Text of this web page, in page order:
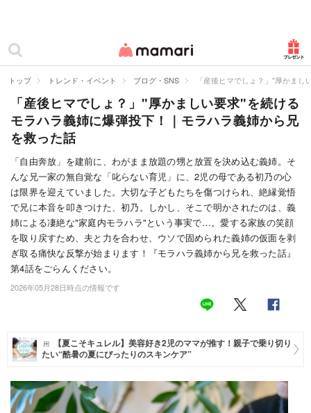
ママリ
カテゴリー一覧
妊娠
出産
赤ちゃん・育児
子育て・家族
病院
美容・ファッション
お仕事
トレンド・イベント
トップ トレンド・イベント ブログ・SNS 「産後ヒマでしょ？」"厚かま
「産後ヒマでしょ？」"厚かましい要求"を続ける
モラハラ義姉に爆弾投下！｜モラハラ義姉から兄
を救った話
「自由奔放」を建前に、わがまま放題の甥と放置を決め込む義姉。そ
んな兄一家の無自覚な「叱らない育児」に、2児の母である初乃の心
は限界を迎えていました。大切な子どもたちを傷つけられ、絶縁覚悟
で兄に本音を叩きつけた、初乃。しかし、そこで明かされたのは、義
姉による凄絶な"家庭内モラハラ"という事実で…。愛する家族の笑顔
を取り戻すため、夫と力を合わせ、ウソで固められた義姉の仮面を剥
ぎ取る痛快な反撃が始まります！『モラハラ義姉から兄を救った話』
第4話をごらんください。
2026年05月28日時点の情報です
【夏こそキュレル】美容好き2児のママが推す！親子で乗り切り
たい“酷暑の夏にぴったりのスキンケア”